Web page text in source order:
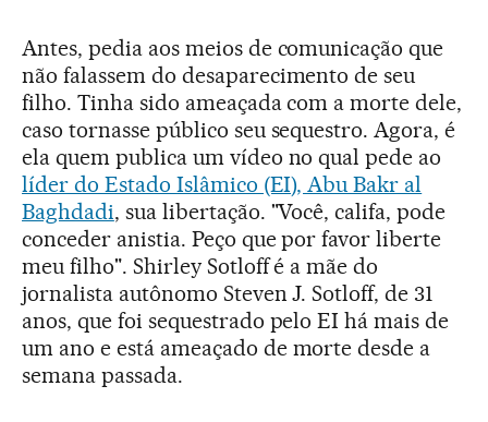
Antes, pedia aos meios de comunicação que
não falassem do desaparecimento de seu
filho. Tinha sido ameaçada com a morte dele,
caso tornasse público seu sequestro. Agora, é
ela quem publica um vídeo no qual pede ao
líder do Estado Islâmico (EI), Abu Bakr al
Baghdadi, sua libertação. "Você, califa, pode
conceder anistia. Peço que por favor liberte
meu filho". Shirley Sotloff é a mãe do
jornalista autônomo Steven J. Sotloff, de 31
anos, que foi sequestrado pelo EI há mais de
um ano e está ameaçado de morte desde a
semana passada.